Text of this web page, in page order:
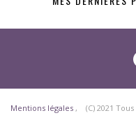
Mentions légales , (C) 2021